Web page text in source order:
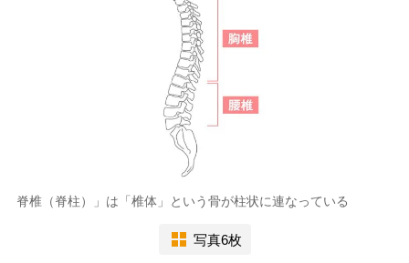
脊椎（脊柱）」は「椎体」という骨が柱状に連なっている
写真6枚